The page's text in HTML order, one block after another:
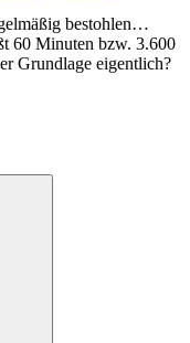
bestohlen…
60 Minuten bzw. 3.600
Grundlage eigentlich?